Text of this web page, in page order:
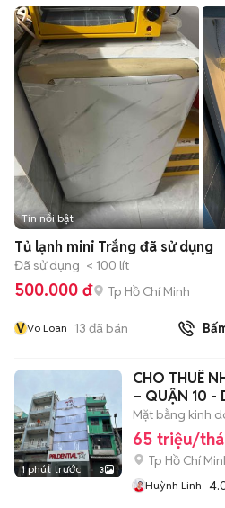
Tin nổi bật
Tủ lạnh mini Trắng đã sử dụng
Đã sử dụng < 100 lít
500.000 đ Tp Hồ Chí Minh
VVõ Loan 13 đã bán
1 phút trước 3
CHO THUÊ
– QUẬN 10 -
Mặt bằng kinh
65 triệu/
Tp Hồ Chí
Huỳnh Linh